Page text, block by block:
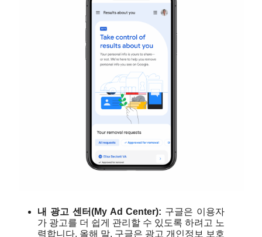
내 광고 센터(My Ad Center): 구글은 이용자
가 광고를 더 쉽게 관리할 수 있도록 하려고 노
력합니다. 올해 말, 구글은 광고 개인정보 보호